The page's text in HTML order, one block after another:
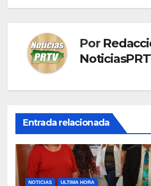
Por
Entrada relacionada
NOTICIAS ULTIMA HORA